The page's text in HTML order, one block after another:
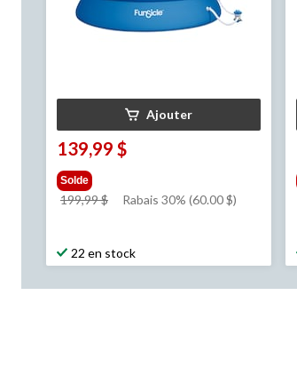
Ajouter
139,99 $
Solde
199,99 $
prixRabais 30% (60.00 $)
22 en stock